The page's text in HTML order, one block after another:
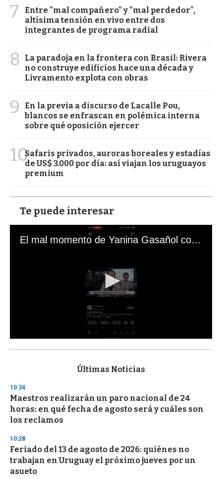
7
Entre "mal compañero" y "mal perdedor",
altísima tensión en vivo entre dos
integrantes de programa radial
8
La paradoja en la frontera con Brasil: Rivera
no construye edificios hace una década y
Livramento explota con obras
9
En la previa a discurso de Lacalle Pou,
blancos se enfrascan en polémica interna
sobre qué oposición ejercer
10Safaris privados, auroras boreales y estadías
de US$ 3.000 por día: así viajan los uruguayos
premium
Te puede interesar
El mal momento de Yanina Gasañol con un hincha argentino en "Subrayado"
s
d
s
o
f
3
s
e
c
o
n
Últimas Noticias
10:34
Maestros realizarán un paro nacional de 24
horas: en qué fecha de agosto será y cuáles son
los reclamos
10:28
Feriado del 13 de agosto de 2026: quiénes no
trabajan en Uruguay el próximo jueves por un
asueto